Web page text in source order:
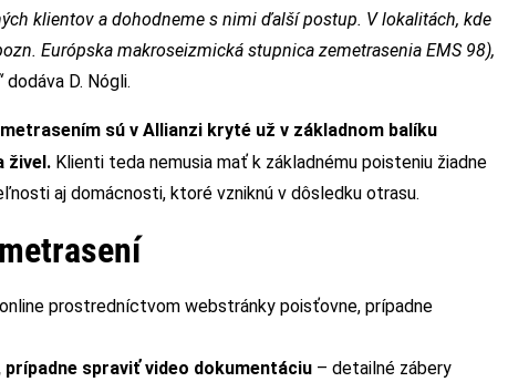
klientov a dohodneme s nimi ďalší postup. V lokalitách, kde
Európska makroseizmická stupnica zemetrasenia EMS 98),
dodáva D. Nógli.
sú v Allianzi kryté už v základnom balíku
živel. Klienti teda nemusia mať k základnému poisteniu žiadne
aj domácnosti, ktoré vzniknú v dôsledku otrasu.
prostredníctvom webstránky poisťovne, prípadne
spraviť video dokumentáciu – detailné zábery